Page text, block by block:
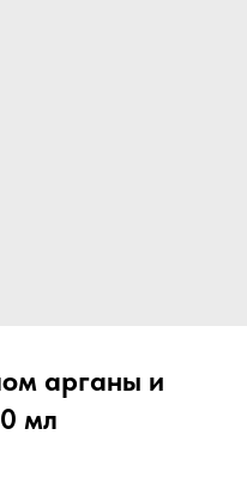
арганы и
мл